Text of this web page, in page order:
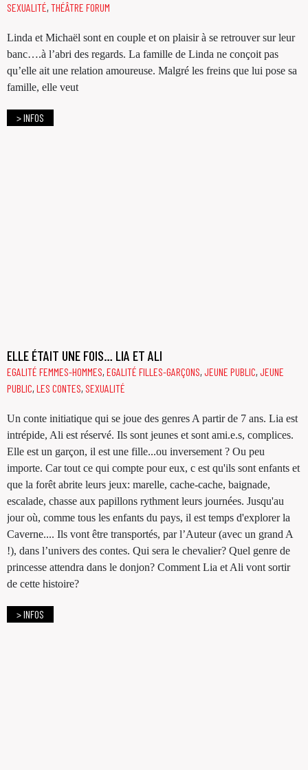
SEXUALITÉ, THÉÂTRE FORUM
Linda et Michaël sont en couple et on plaisir à se retrouver sur leur
banc….à l’abri des regards. La famille de Linda ne conçoit pas
qu’elle ait une relation amoureuse. Malgré les freins que lui pose sa
famille, elle veut
> INFOS
ELLE ÉTAIT UNE FOIS… LIA ET ALI
EGALITÉ FEMMES-HOMMES, EGALITÉ FILLES-GARÇONS, JEUNE PUBLIC, JEUNE
PUBLIC, LES CONTES, SEXUALITÉ
Un conte initiatique qui se joue des genres A partir de 7 ans. Lia est
intrépide, Ali est réservé. Ils sont jeunes et sont ami.e.s, complices.
Elle est un garçon, il est une fille...ou inversement ? Ou peu
importe. Car tout ce qui compte pour eux, c est qu'ils sont enfants et
que la forêt abrite leurs jeux: marelle, cache-cache, baignade,
escalade, chasse aux papillons rythment leurs journées. Jusqu'au
jour où, comme tous les enfants du pays, il est temps d'explorer la
Caverne.... Ils vont être transportés, par l’Auteur (avec un grand A
!), dans l’univers des contes. Qui sera le chevalier? Quel genre de
princesse attendra dans le donjon? Comment Lia et Ali vont sortir
de cette histoire?
> INFOS